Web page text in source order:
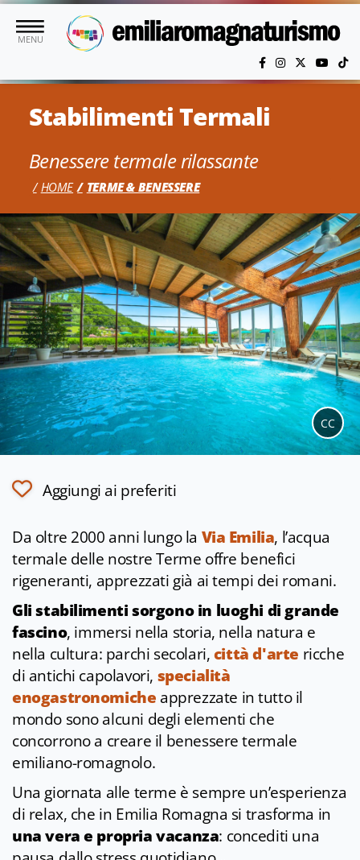
Vai al contenuto principale
MENU
Stabilimenti Termali
Benessere termale rilassante
HOME TERME & BENESSERE
CC
Aggiungi ai preferiti
Da oltre 2000 anni lungo la Via Emilia, l’acqua
termale delle nostre Terme offre benefici
rigeneranti, apprezzati già ai tempi dei romani.
Gli stabilimenti sorgono in luoghi di grande
fascino, immersi nella storia, nella natura e
nella cultura: parchi secolari,città d'arte ricche
di antichi capolavori, specialità
enogastronomiche apprezzate in tutto il
mondo sono alcuni degli elementi che
concorrono a creare il benessere termale
emiliano-romagnolo.
Una giornata alle terme è sempre un’esperienza
di relax, che in Emilia Romagna si trasforma in
una vera e propria vacanza: concediti una